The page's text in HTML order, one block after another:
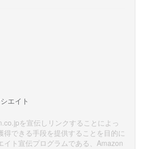
エイト
を宣伝しリンクすることによっ
得できる手段を提供することを目的に
イト宣伝プログラムである、Amazon